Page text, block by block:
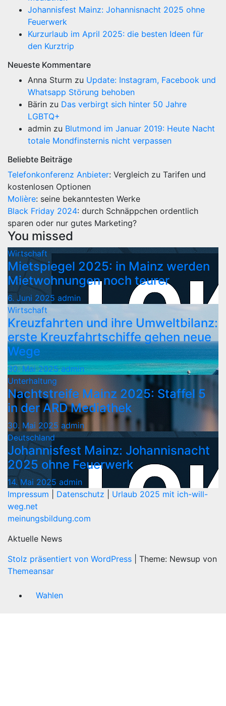
Johannisfest Mainz: Johannisnacht 2025 ohne
Feuerwerk
Kurzurlaub im April 2025: die besten Ideen für
den Kurztrip
Neueste Kommentare
Anna Sturm zu Update: Instagram, Facebook und
Whatsapp Störung behoben
Bärin zu Das verbirgt sich hinter 50 Jahre
LGBTQ+
admin zu Blutmond im Januar 2019: Heute Nacht
totale Mondfinsternis nicht verpassen
Beliebte Beiträge
Telefonkonferenz Anbieter: Vergleich zu Tarifen und
kostenlosen Optionen
Molière: seine bekanntesten Werke
Black Friday 2024: durch Schnäppchen ordentlich
sparen oder nur gutes Marketing?
You missed
Wirtschaft
Mietspiegel 2025: in Mainz werden
Mietwohnungen noch teurer
6. Juni 2025 admin
Wirtschaft
Kreuzfahrten und ihre Umweltbilanz:
erste Kreuzfahrtschiffe gehen neue
Wege
30. Mai 2025admin
Unterhaltung
Nachtstreife Mainz 2025: Staffel 5
in der ARD Mediathek
30. Mai 2025 admin
Deutschland
Johannisfest Mainz: Johannisnacht
2025 ohne Feuerwerk
14. Mai 2025 admin
Impressum
Datenschutz
Urlaub 2025 mit ich-will-
weg.net
meinungsbildung.com
Aktuelle News
Stolz präsentiert von WordPress
Theme: Newsup von
Themeansar
Wahlen